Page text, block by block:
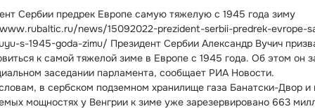
Сербии предрек Европе самую тяжелую с 1945 года зиму
news/15092022-prezident-serbii-predrek-evrope-
s-1945-goda-zimu/ Президент Сербии Александр Вучич
к самой тяжелой зиме в Европе с 1945 года. Об этом он
заседании парламента, сообщает РИА Новости.
в сербском подземном хранилище газа Банатски-Двор и
мощностях у Венгрии к зиме уже зарезервировано 663
Всё49 591